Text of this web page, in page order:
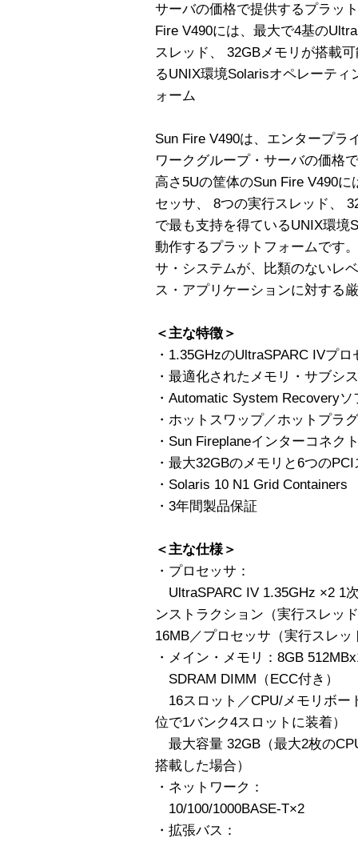
サーバの価格で提供するプラッ
Fire V490には、最大で4基の
スレッド、 32GBメモリが搭載
るUNIX環境Solarisオペレーテ
ォーム
Sun Fire V490は、エンタープラ
ワークグループ・サーバの価格
高さ5Uの筐体のSun Fire V490
セッサ、 8つの実行スレッド、
で最も支持を得ているUNIX環境
動作するプラットフォームです
サ・システムが、比類のないレ
ス・アプリケーションに対する
＜主な特徴＞
・1.35GHzのUltraSPARC IVプ
・最適化されたメモリ・サブシ
・Automatic System Recovery
・ホットスワップ／ホットプラ
・Sun Fireplaneインターコネク
・最大32GBのメモリと6つの
・Solaris 10 N1 Grid Containers
・3年間製品保証
＜主な仕様＞
・プロセッサ：
UltraSPARC IV 1.35GHz ×2 1
ンストラクション（実行スレッ
16MB／プロセッサ（実行スレッ
・メイン・メモリ：8GB
SDRAM DIMM（ECC付き）
16スロット／CPU/メモリボー
位で1バンク4スロットに装着）
最大容量 32GB（最大2枚の
搭載した場合）
・ネットワーク：
10/100/1000BASE-T×2
・拡張バス：